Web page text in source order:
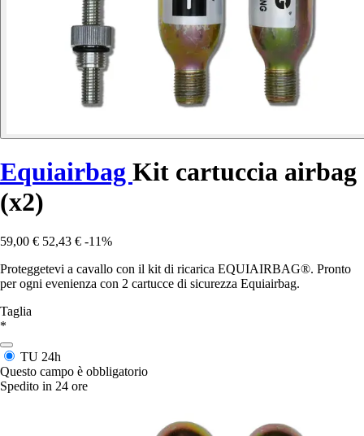
Equiairbag Kit cartuccia airbag
(x2)
59,00 € 52,43 € -11%
Proteggetevi a cavallo con il kit di ricarica EQUIAIRBAG®. Pronto
per ogni evenienza con 2 cartucce di sicurezza Equiairbag.
Taglia
*
TU 24h
Questo campo è obbligatorio
Spedito in 24 ore